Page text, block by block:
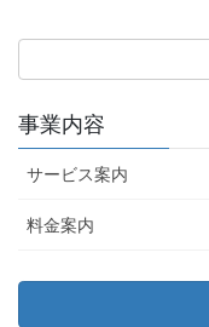
事業内容
サービス案内
料金案内